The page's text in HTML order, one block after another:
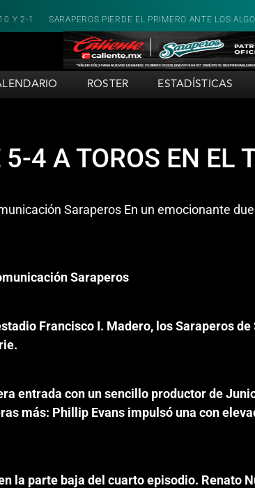
EL PRIMERO ANTE LOS ALGODONEROS 10-0
ROSTER ESTADÍSTICAS
4 A TOROS EN EL
Saraperos En un emocionante
Saraperos
Francisco I. Madero, los Saraperos
entrada con un sencillo productor de
más: Phillip Evans impulsó una con
la parte baja del cuarto episodio. Renato